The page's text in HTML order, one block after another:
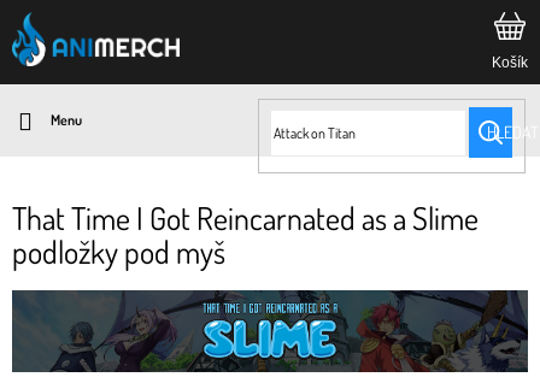
Přejít
na
obsah
HLEDAT
That Time I Got Reincarnated as a Slime
podložky pod myš